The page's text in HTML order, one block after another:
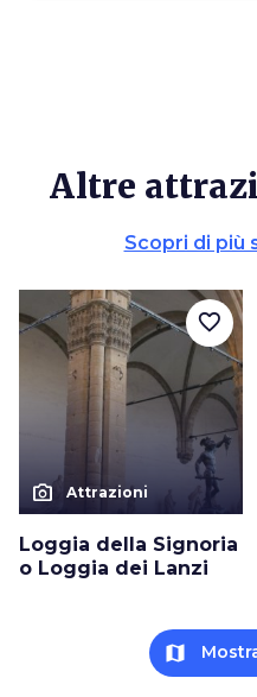
Altre
Scopri di più
photo_camera Attrazioni
Loggia della Signoria
o Loggia dei Lanzi
favorite_border
map